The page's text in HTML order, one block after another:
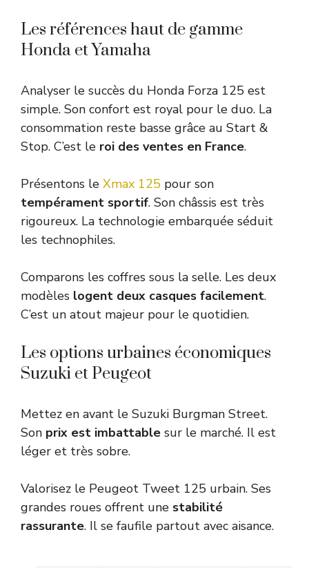
Les références haut de gamme
Honda et Yamaha
Analyser le succès du Honda Forza 125 est
simple. Son confort est royal pour le duo. La
consommation reste basse grâce au Start &
Stop. C’est le roi des ventes en France.
Présentons le Xmax 125 pour son
tempérament sportif. Son châssis est très
rigoureux. La technologie embarquée séduit
les technophiles.
Comparons les coffres sous la selle. Les deux
modèles logent deux casques facilement.
C’est un atout majeur pour le quotidien.
Les options urbaines économiques
Suzuki et Peugeot
Mettez en avant le Suzuki Burgman Street.
Son prix est imbattable sur le marché. Il est
léger et très sobre.
Valorisez le Peugeot Tweet 125 urbain. Ses
grandes roues offrent une stabilité
rassurante. Il se faufile partout avec aisance.